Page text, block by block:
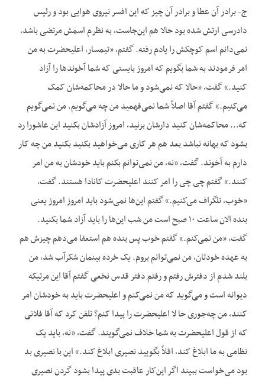
ج- برادر آن عطا و برادر آن چیز که این افسر نیروی هوایی بود و رئیس
دادرسی ارتش شده بود حالا هم این‌جاست، به نظرم اسمش مرتضی باشد،
نمی‌دانم اسم کوچکش را یادم رفته. گفتم، «تیمسار، اعلیحضرت به من
امر فرمودند به شما بگویم که امروز بایستی که شما آخوندها را آزاد
کنید.» گفت، «حالا که نمی‌شود و ما حالا در محاکمه‌شان کمک
می‌کنیم.» گفتم آقا اصلاً شما نمی‌فهمید من چه می‌گویم. من نمی‌گویم
که… محاکمه‌شان کنید دارشان بزنید، امروز آزادشان بکنید این عاشورا رد
بشود که بهانه نباشد بعد هم هر کاری می‌خواهید بکنید بکنید من چه کار
دارم به آخوند. گفت، «نه، من نمی‌توانم بکنم باید خودشان به من امر
کنند.» گفتم چی چی را امر کنند اعلیحضرت کانادا هستند. گفت،
«خوب، تلگراف می‌کنیم.» گفتم این‌ها نمی‌شود باید امروز امروز یعنی
بنده الان ساعت ۱۰ صبح است من شب این‌ها را باید آزاد شما بکنید.
گفت، «من نمی‌کنم.» گفتم خوب پس بنده هم استعفا می‌دهم چیزش هم
به عهده خودتان، من نمی‌توانم بروم. یک خرده بینمان شکرآب شد، من
بلند شدم از دفترش رفتم و رفتم دفتر قدس نخعی گفتم آقا این مرتیکه
دیوانه است و می‌گوید که من نمی‌کنم و اعلیحضرت باید به خودشان امر
کنند، من چه‌جوری حا لا اعلیحضرت را پیدا کنم؟ تلفن کرد که آقا فلانی
که از قول اعلیحضرت به شما خلاف نمی‌گویند. گفت، «نه، باید یک
نظامی به ما ابلاغ کند، اقلاً بگویید نصیری ابلاغ کند.» این با نصیری بد
بود می‌خواست ببیند اگر این‌کار عاقبت بدی پیدا بشود گردن نصیری